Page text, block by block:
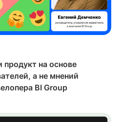
продукт на основе
а не мнений
BI Group